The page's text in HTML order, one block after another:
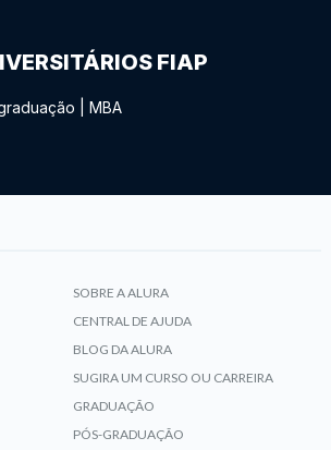
FIAP
MBA
SOBRE A ALURA
CENTRAL DE AJUDA
BLOG DA ALURA
SUGIRA UM CURSO OU CARREIRA
GRADUAÇÃO
PÓS-GRADUAÇÃO